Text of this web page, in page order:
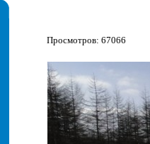
Просмотров: 67066